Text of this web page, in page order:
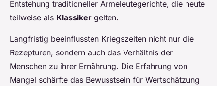
Entstehung traditioneller Armeleutegerichte, die heute
teilweise als Klassiker gelten.
Langfristig beeinflussten Kriegszeiten nicht nur die
Rezepturen, sondern auch das Verhältnis der
Menschen zu ihrer Ernährung. Die Erfahrung von
Mangel schärfte das Bewusstsein für Wertschätzung